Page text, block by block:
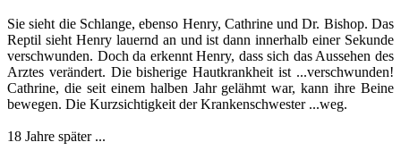
Sie sieht die Schlange, ebenso Henry, Cathrine und Dr. Bishop. Das
Reptil sieht Henry lauernd an und ist dann innerhalb einer Sekunde
verschwunden. Doch da erkennt Henry, dass sich das Aussehen des
Arztes verändert. Die bisherige Hautkrankheit ist ...verschwunden!
Cathrine, die seit einem halben Jahr gelähmt war, kann ihre Beine
bewegen. Die Kurzsichtigkeit der Krankenschwester ...weg.
18 Jahre später ...